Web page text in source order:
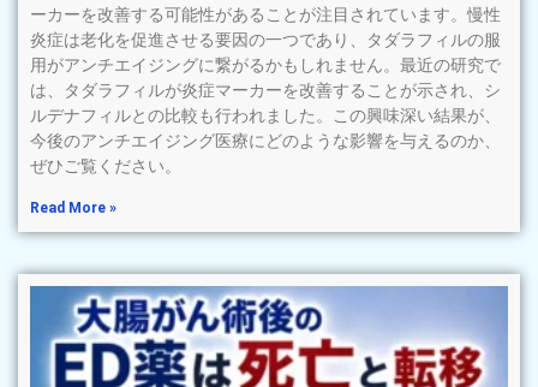
ーカーを改善する可能性があることが注目されています。慢性
炎症は老化を促進させる要因の一つであり、タダラフィルの服
用がアンチエイジングに繋がるかもしれません。最近の研究で
は、タダラフィルが炎症マーカーを改善することが示され、シ
ルデナフィルとの比較も行われました。この興味深い結果が、
今後のアンチエイジング医療にどのような影響を与えるのか、
ぜひご覧ください。
Read More »